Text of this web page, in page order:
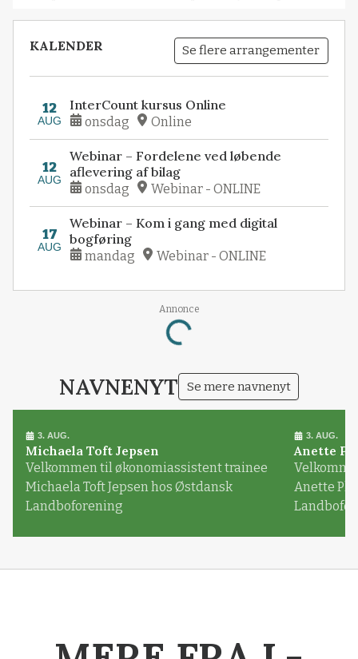
KALENDER Se flere arrangementer
12
AUG
InterCount kursus Online
onsdag Online
12
AUG
Webinar – Fordelene ved løbende
aflevering af bilag
onsdag Webinar - ONLINE
17
AUG
Webinar – Kom i gang med digital
bogføring
mandag Webinar - ONLINE
Annonce
Loading...
NAVNENYT Se mere navnenyt
3. AUG.
Michaela Toft Jepsen
Velkommen til økonomiassistent trainee
Michaela Toft Jepsen hos Østdansk
Landboforening
3. AUG.
Anette
Anette